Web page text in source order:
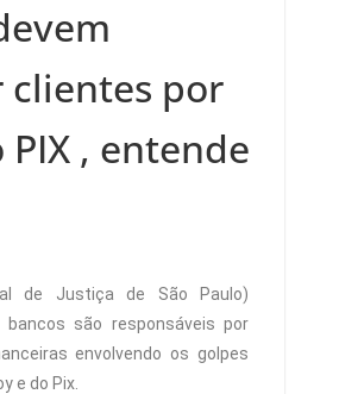
clientes por
, entende
de Justiça de São Paulo)
são responsáveis por
envolvendo os golpes
e do Pix.